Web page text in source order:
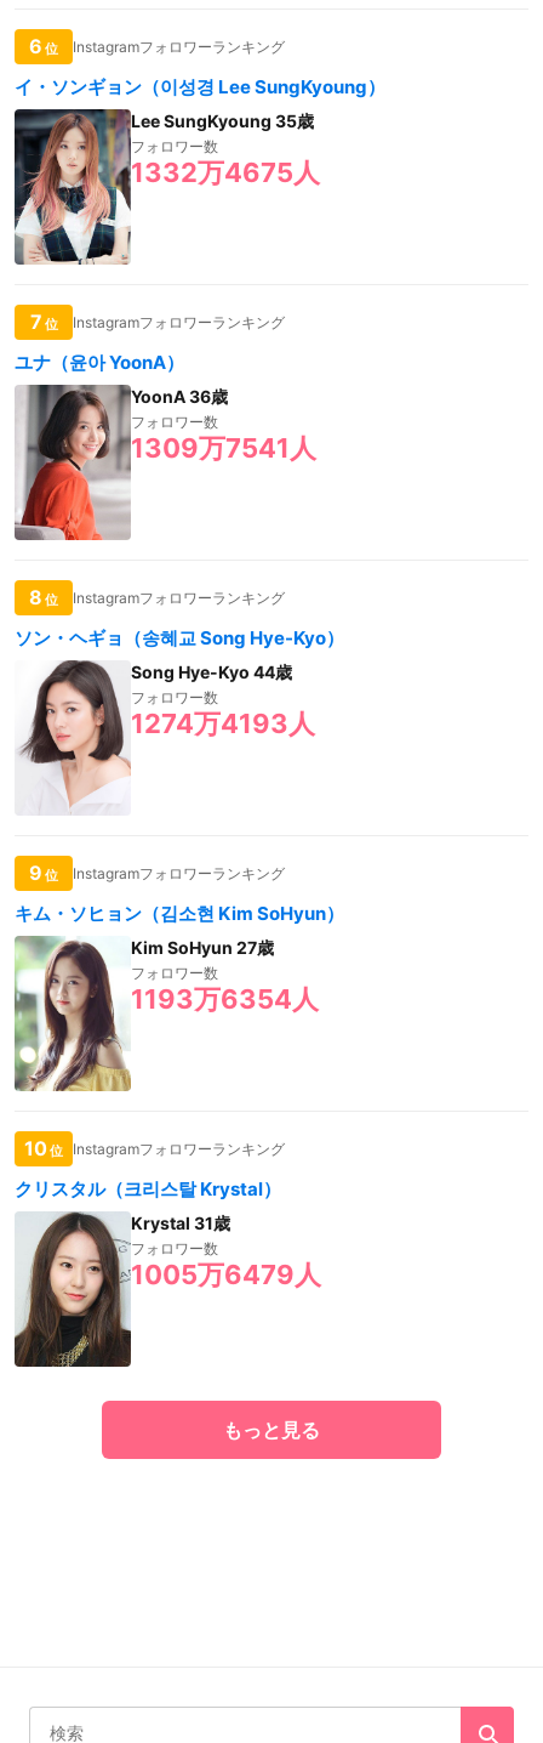
6 位 Instagramフォロワーランキング
イ・ソンギョン（이성경 Lee SungKyoung）
Lee SungKyoung 35歳
フォロワー数
1332万4675人
7 位 Instagramフォロワーランキング
ユナ（윤아 YoonA）
YoonA 36歳
フォロワー数
1309万7541人
8 位 Instagramフォロワーランキング
ソン・ヘギョ（송혜교 Song Hye-Kyo）
Song Hye-Kyo 44歳
フォロワー数
1274万4193人
9 位 Instagramフォロワーランキング
キム・ソヒョン（김소현 Kim SoHyun）
Kim SoHyun 27歳
フォロワー数
1193万6354人
10位 Instagramフォロワーランキング
クリスタル（크리스탈 Krystal）
Krystal 31歳
フォロワー数
1005万6479人
もっと見る